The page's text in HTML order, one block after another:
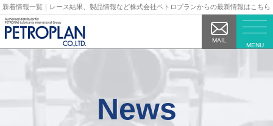
新着情報一覧｜レース結果、製品情報など株式会社ペトロプランからの最新情報はこちら
MENU
MAIL